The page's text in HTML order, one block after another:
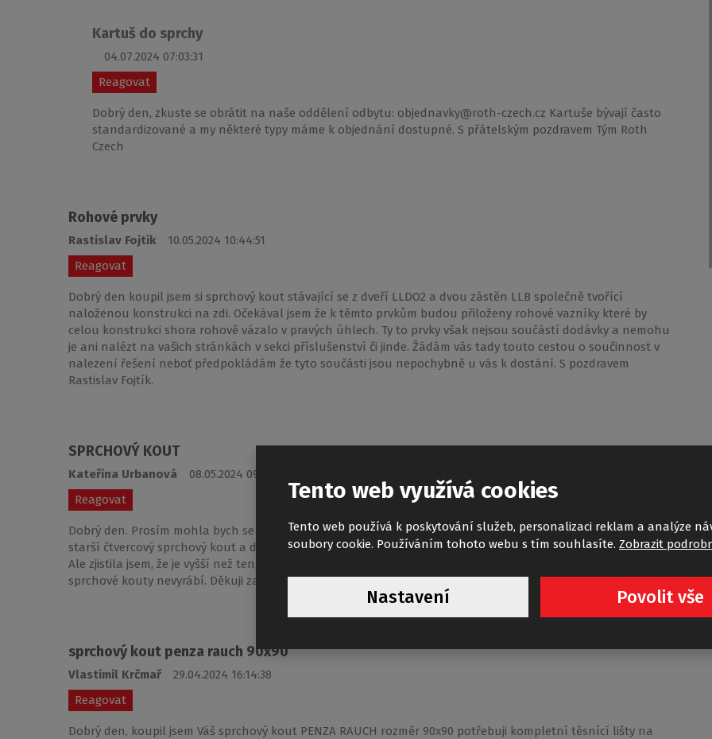
Kartuš do sprchy
04.07.2024 07:03:31
Reagovat
Dobrý den, zkuste se obrátit na naše oddělení odbytu: objednavky@roth-czech.cz Kartuše bývají často
standardizované a my některé typy máme k objednání dostupné. S přátelským pozdravem Tým Roth
Czech
Rohové prvky
Rastislav Fojtík
10.05.2024 10:44:51
Reagovat
Dobrý den koupil jsem si sprchový kout stávající se z dveří LLDO2 a dvou zástěn LLB společně tvořící
naloženou konstrukci na zdi. Očekával jsem že k těmto prvkům budou přiloženy rohové vazníky které by
celou konstrukci shora rohově vázalo v pravých úhlech. Ty to prvky však nejsou součástí dodávky a nemohu
je ani nalézt na vašich stránkách v sekci příslušenství či jinde. Žádám vás tady touto cestou o součinnost v
nalezení řešení neboť předpokládám že tyto součásti jsou nepochybně u vás k dostání. S pozdravem
Rastislav Fojtík.
SPRCHOVÝ KOUT
Kateřina Urbanová
08.05.2024 09:11:29
Reagovat
Dobrý den. Prosím mohla bych se zeptat, jestli se vyrábí sprchové kouty ve výšce 180 cm? V koupelně máme
starší čtvercový sprchový kout a dveře už jsou rozbité. Proto sháníme nové. V prodejně se mi líbil typ Luzern.
Ale zjistila jsem, že je vyšší než ten, který v koupelně máme. A vypadá to, že ve výšce 180 cm se ani žádné
sprchové kouty nevyrábí. Děkuji za odpověď.
sprchový kout penza rauch 90x90
Vlastimil Krčmař
29.04.2024 16:14:38
Reagovat
Dobrý den, koupil jsem Váš sprchový kout PENZA RAUCH rozměr 90x90 potřebuji kompletní těsnící lišty na
Tento web využívá cookies
Tento web používá k poskytování služeb, personalizaci reklam a analýze
soubory cookie. Používáním tohoto webu s tím souhlasíte. Zobrazit
Nastavení Povolit vše